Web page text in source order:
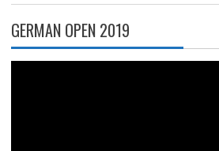
GERMAN OPEN 2019